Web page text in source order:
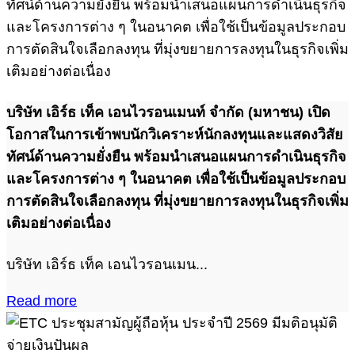
บริษัท เอิร์ธ เท็ค เอนไวรอนเมนท์ จำกัด (มหาชน) เปิด
โอกาสในการเข้าพบนักวิเคราะห์นักลงทุนและแสดงวิสัย
ทัศน์ด้านความยั่งยืน พร้อมนำเสนอแผนการดำเนินธุรกิจ
และโครงการต่าง ๆ ในอนาคต เพื่อใช้เป็นข้อมูลประกอบ
การตัดสินใจเลือกลงทุน ที่มุ่งขยายการลงทุนในธุรกิจเพิ่ม
เติมอย่างต่อเนื่อง
บริษัท เอิร์ธ เท็ค เอนไวรอนเมน...
Read more